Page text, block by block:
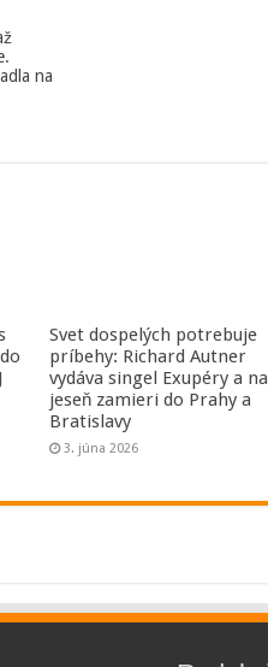
na
Svet dospelých potrebuje
príbehy: Richard Autner
vydáva singel Exupéry a na
jeseň zamieri do Prahy a
Bratislavy
3. júna 2026